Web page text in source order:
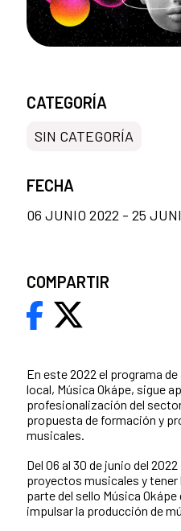
En este 2022 el programa
local, Música Okápe, sigue
profesionalización del
propuesta de formación y
musicales.
Del 06 al 30 de junio del
proyectos musicales y
parte del sello Música
impulsar la producción de
CATEGORÍA
SIN CATEGORÍA
FECHA
06 JUNIO 2022 - 25
COMPARTIR